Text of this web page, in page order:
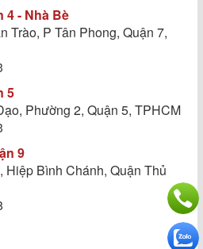
4 - Nhà Bè
Trào, P Tân Phong, Quận 7,
5
Phường 2, Quận 5, TPHCM
9
Bình Chánh, Quận Thủ